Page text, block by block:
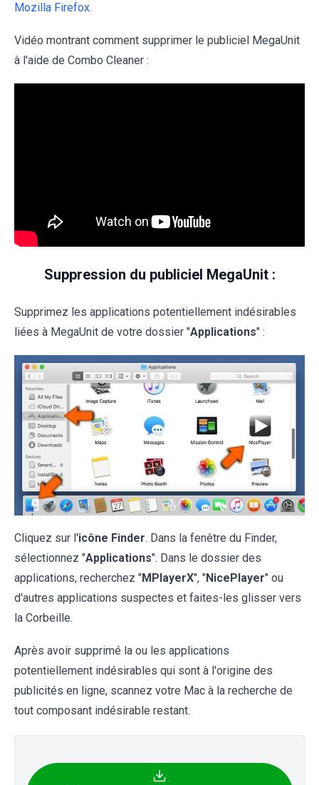
Mozilla Firefox.
Vidéo montrant comment supprimer le publiciel MegaUnit
à l'aide de Combo Cleaner :
Suppression du publiciel MegaUnit :
Supprimez les applications potentiellement indésirables
liées à MegaUnit de votre dossier "Applications" :
Cliquez sur l'icône Finder. Dans la fenêtre du Finder,
sélectionnez "Applications". Dans le dossier des
applications, recherchez "MPlayerX", "NicePlayer" ou
d'autres applications suspectes et faites-les glisser vers
la Corbeille.
Après avoir supprimé la ou les applications
potentiellement indésirables qui sont à l'origine des
publicités en ligne, scannez votre Mac à la recherche de
tout composant indésirable restant.